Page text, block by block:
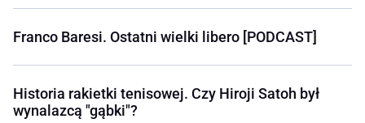
Franco Baresi. Ostatni wielki libero [PODCAST]
Historia rakietki tenisowej. Czy Hiroji Satoh był
wynalazcą "gąbki"?